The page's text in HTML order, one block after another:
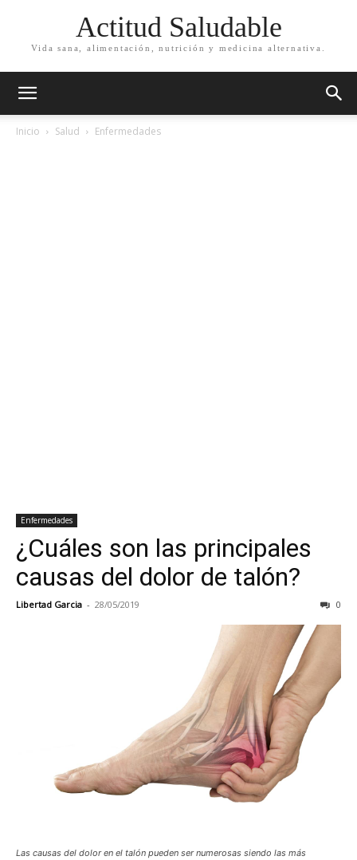
Actitud Saludable
Vida sana, alimentación, nutrición y medicina alternativa.
Inicio Salud Enfermedades
Enfermedades
¿Cuáles son las principales
causas del dolor de talón?
Libertad Garcia - 28/05/2019 0
Las causas del dolor en el talón pueden ser numerosas siendo las más